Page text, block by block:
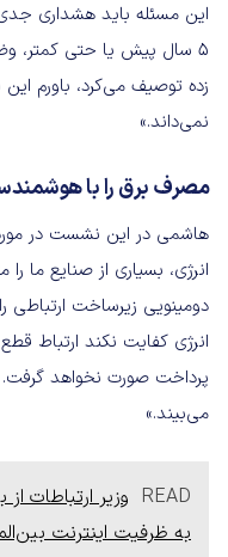
این مسئله باید هشداری
۵ سال پیش یا حتی کمتر،
زده توصیف می‌کرد، باورم
نمی‌داند.»
مصرف برق را با
هاشمی در این نشست در مورد
انرژی، بسیاری از صنایع ما
دومینویی زیرساخت ارتباطی
انرژی کفایت نکند ارتباط
پرداخت صورت نخواهد گرفت.
می‌بیند.»
READ
به ظرفیت اینترنت بین‌الملل پس